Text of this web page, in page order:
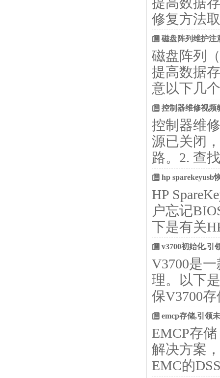
修复方法
磁盘阵列维护注
磁盘阵列
提高数据
意以下几
控制器维修视频
控制器维
源已关闭
路。2. 查
hp sparekeyusb
HP
户忘记
下是有关
v3700初始化,引
V3700是
理。以下
保V3700
emcp存储,引领
EMCP存
解决方案
EMC的